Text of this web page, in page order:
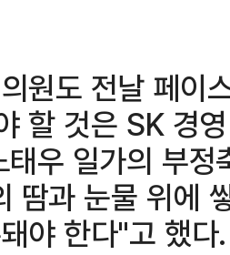
원도 전날 페이
할 것은 SK 경
태우 일가의 부
땀과 눈물 위에
야 한다"고 했다.